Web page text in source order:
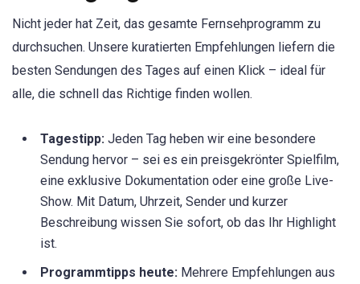
Nicht jeder hat Zeit, das gesamte Fernsehprogramm zu
durchsuchen. Unsere kuratierten Empfehlungen liefern die
besten Sendungen des Tages auf einen Klick – ideal für
alle, die schnell das Richtige finden wollen.
Tagestipp: Jeden Tag heben wir eine besondere
Sendung hervor – sei es ein preisgekrönter Spielfilm,
eine exklusive Dokumentation oder eine große Live-
Show. Mit Datum, Uhrzeit, Sender und kurzer
Beschreibung wissen Sie sofort, ob das Ihr Highlight
ist.
Programmtipps heute: Mehrere Empfehlungen aus